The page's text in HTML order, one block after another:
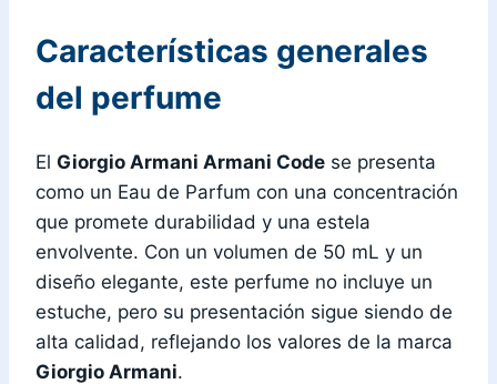
Características generales
del perfume
El Giorgio Armani Armani Code se presenta
como un Eau de Parfum con una concentración
que promete durabilidad y una estela
envolvente. Con un volumen de 50 mL y un
diseño elegante, este perfume no incluye un
estuche, pero su presentación sigue siendo de
alta calidad, reflejando los valores de la marca
Giorgio Armani.